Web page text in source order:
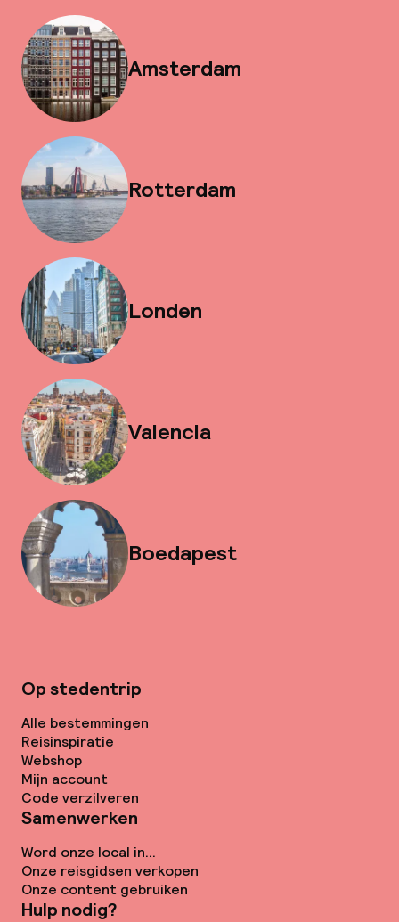
Amsterdam
Rotterdam
Londen
Valencia
Boedapest
Op stedentrip
Alle bestemmingen
Reisinspiratie
Webshop
Mijn account
Code verzilveren
Samenwerken
Word onze local in...
Onze reisgidsen verkopen
Onze content gebruiken
Hulp nodig?